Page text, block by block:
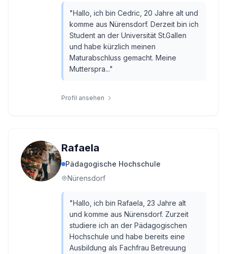
"Hallo, ich bin Cedric, 20 Jahre alt und
komme aus Nürensdorf. Derzeit bin ich
Student an der Universität St.Gallen
und habe kürzlich meinen
Maturabschluss gemacht. Meine
Mutterspra..."
Profil ansehen
Rafaela
Pädagogische Hochschule
Nürensdorf
"Hallo, ich bin Rafaela, 23 Jahre alt
und komme aus Nürensdorf. Zurzeit
studiere ich an der Pädagogischen
Hochschule und habe bereits eine
Ausbildung als Fachfrau Betreuung